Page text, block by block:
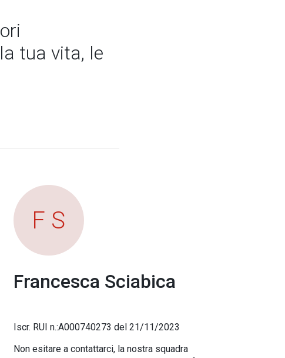
tua vita, le
F S
Francesca Sciabica
Iscr. RUI n.:A000740273 del 21/11/2023
Non esitare a contattarci, la nostra squadra